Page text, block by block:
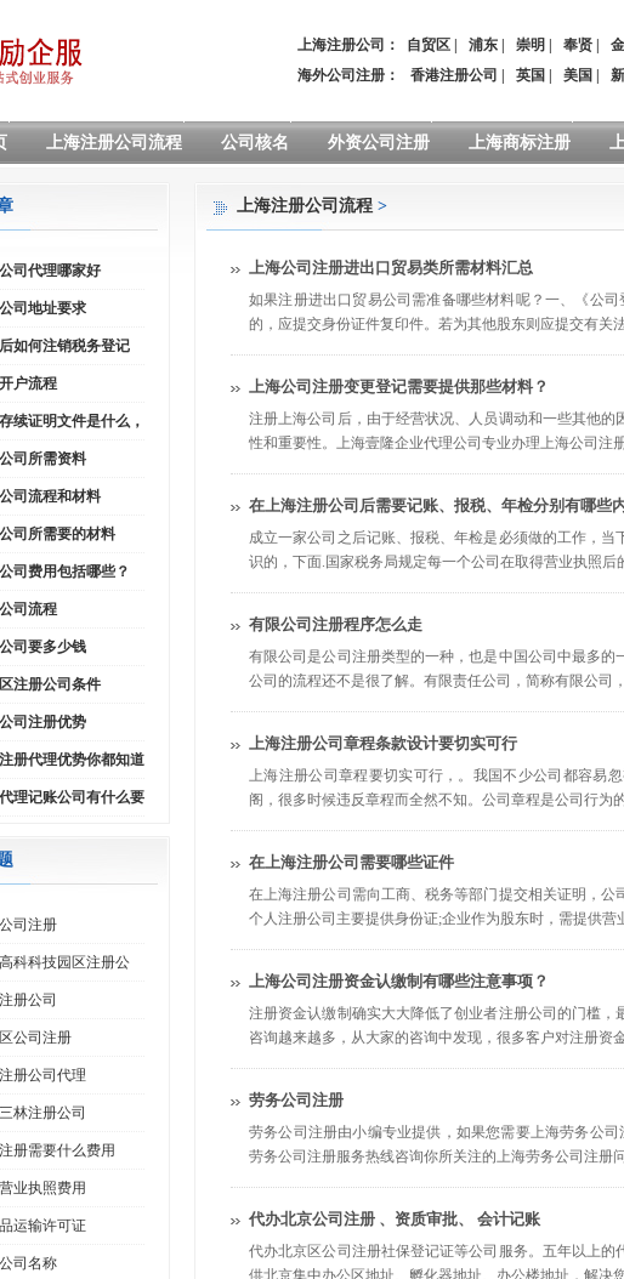
上海注册公司： 自贸区 浦东 崇明 奉贤
海外公司注册：
香港注册公司 英国 美国
上海注册公司流程 公司核名 外资公司注册 上海商标注册
上海注册公司流程 >
上海公司注册进出口贸易类所需材料汇总
如果注册进出口贸易公司需准备哪些材料呢？一、《公
的，应提交身份证件复印件。若为其他股东则应提交有关
上海公司注册变更登记需要提供那些材料？
注册上海公司后，由于经营状况、人员调动和一些其他
性和重要性。上海壹隆企业代理公司专业办理上海公司注
在上海注册公司后需要记账、报税、年检分别有哪些
成立一家公司之后记账、报税、年检是必须做的工作，
识的，下面.国家税务局规定每一个公司在取得营业执照
有限公司注册程序怎么走
有限公司是公司注册类型的一种，也是中国公司中最多
公司的流程还不是很了解。有限责任公司，简称有限公司
上海注册公司章程条款设计要切实可行
上海注册公司章程要切实可行，。我国不少公司都容易
阁，很多时候违反章程而全然不知。公司章程是公司行为
在上海注册公司需要哪些证件
在上海注册公司需向工商、税务等部门提交相关证明，
个人注册公司主要提供身份证;企业作为股东时，需提供
上海公司注册资金认缴制有哪些注意事项？
注册资金认缴制确实大大降低了创业者注册公司的门槛
咨询越来越多，从大家的咨询中发现，很多客户对注册资
劳务公司注册
劳务公司注册由小编专业提供，如果您需要上海劳务公
劳务公司注册服务热线咨询你所关注的上海劳务公司注册
代办北京公司注册 、资质审批、 会计记账
代办北京区公司注册社保登记证等公司服务。五年以上
供北京集中办公区地址、孵化器地址、办公楼地址，解决
司代理哪家好
司地址要求
如何注销税务登记
户流程
续证明文件是什么，
司所需资料
司流程和材料
司所需要的材料
司费用包括哪些？
司流程
司要多少钱
注册公司条件
司注册优势
册代理优势你都知道
理记账公司有什么要
司注册
科科技园区注册公
册公司
公司注册
册公司代理
林注册公司
册需要什么费用
业执照费用
运输许可证
司名称